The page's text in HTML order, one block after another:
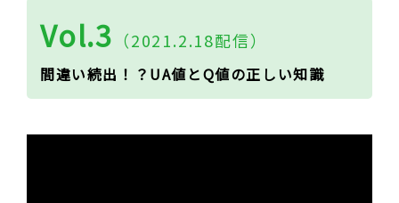
Vol.3 （2021.2.18配信）
間違い続出！？UA値とQ値の正しい知識